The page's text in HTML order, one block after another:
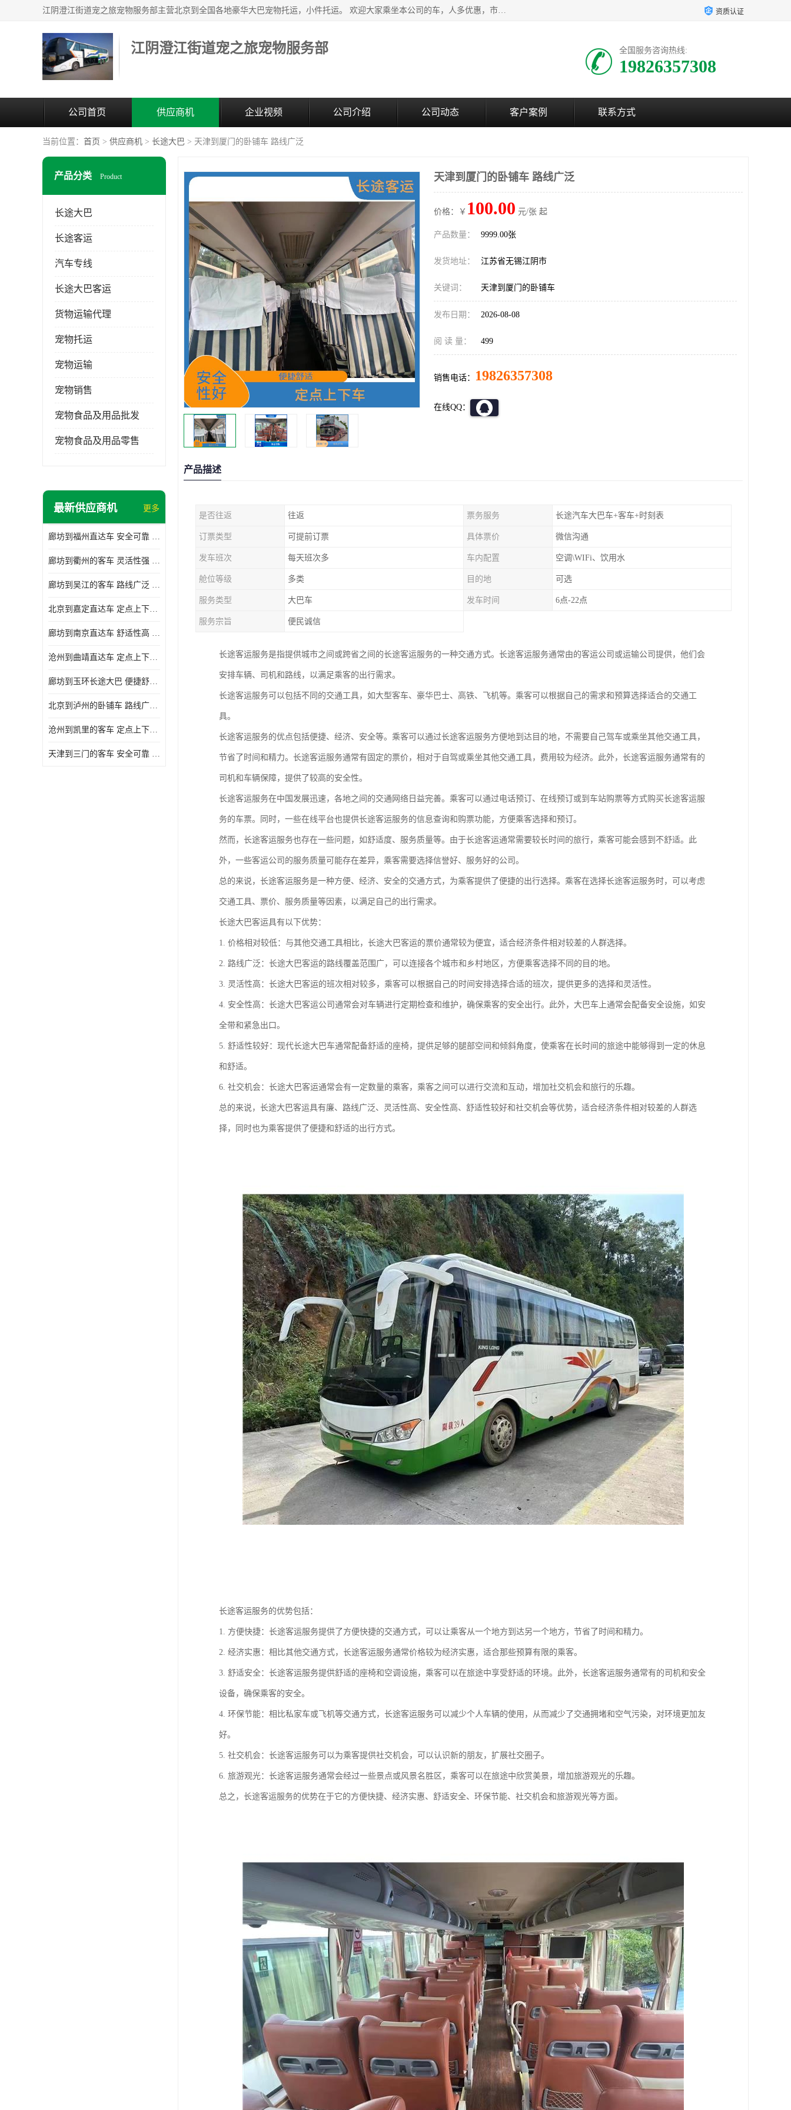
江阴澄江街道宠之旅宠物服务部主营北京到全国各地豪华大巴宠物托运，小件托运。 欢迎大家乘坐本公司的车，人多优惠，市内接送，申请货物运输。 车内冷暖空调欢迎乘坐，欢迎来电咨询 资质认证
江阴澄江街道宠之旅宠物服务部 全国服务咨询热线:
19826357308
公司首页 供应商机 企业视频 公司介绍 公司动态 客户案例 联系方式
当前位置： 首页 > 供应商机 > 长途大巴 > 天津到厦门的卧铺车 路线广泛
产品分类 Product
长途大巴
长途客运
汽车专线
长途大巴客运
货物运输代理
宠物托运
宠物运输
宠物销售
宠物食品及用品批发
宠物食品及用品零售
最新供应商机 更多
廊坊到福州直达车 安全可靠 确保有座位可用
廊坊到衢州的客车 灵活性强 提供多班次选择
廊坊到吴江的客车 路线广泛 确保乘客的安全
北京到嘉定直达车 定点上下车 确保有座位可用
廊坊到南京直达车 舒适性高 确保有座位可用
沧州到曲靖直达车 定点上下车 能够连接城市和乡村
廊坊到玉环长途大巴 便捷舒适 确保乘客的安全
北京到泸州的卧铺车 路线广泛 确保有座位可用
沧州到凯里的客车 定点上下车 满足多种出行需求
天津到三门的客车 安全可靠 提供多班次选择
天津到厦门的卧铺车 路线广泛
价格：￥ 100.00 元/张 起
产品数量： 9999.00张
发货地址： 江苏省无锡江阴市
关键词： 天津到厦门的卧铺车
发布日期： 2026-08-08
阅 读 量： 499
销售电话： 19826357308
在线QQ：
产品描述
是否往返 往返 票务服务 长途汽车大巴车+客车+时刻表
订票类型 可提前订票 具体票价 微信沟通
发车班次 每天班次多 车内配置 空调\WIFi、饮用水
舱位等级 多类 目的地 可选
服务类型 大巴车 发车时间 6点-22点
服务宗旨 便民诚信
长途客运服务是指提供城市之间或跨省之间的长途客运服务的一种交通方式。长途客运服务通常由的客运公司或运输公司提供，他们会
安排车辆、司机和路线，以满足乘客的出行需求。
长途客运服务可以包括不同的交通工具，如大型客车、豪华巴士、高铁、飞机等。乘客可以根据自己的需求和预算选择适合的交通工
具。
长途客运服务的优点包括便捷、经济、安全等。乘客可以通过长途客运服务方便地到达目的地，不需要自己驾车或乘坐其他交通工具，
节省了时间和精力。长途客运服务通常有固定的票价，相对于自驾或乘坐其他交通工具，费用较为经济。此外，长途客运服务通常有的
司机和车辆保障，提供了较高的安全性。
长途客运服务在中国发展迅速，各地之间的交通网络日益完善。乘客可以通过电话预订、在线预订或到车站购票等方式购买长途客运服
务的车票。同时，一些在线平台也提供长途客运服务的信息查询和购票功能，方便乘客选择和预订。
然而，长途客运服务也存在一些问题，如舒适度、服务质量等。由于长途客运通常需要较长时间的旅行，乘客可能会感到不舒适。此
外，一些客运公司的服务质量可能存在差异，乘客需要选择信誉好、服务好的公司。
总的来说，长途客运服务是一种方便、经济、安全的交通方式，为乘客提供了便捷的出行选择。乘客在选择长途客运服务时，可以考虑
交通工具、票价、服务质量等因素，以满足自己的出行需求。
长途大巴客运具有以下优势：
1. 价格相对较低：与其他交通工具相比，长途大巴客运的票价通常较为便宜，适合经济条件相对较差的人群选择。
2. 路线广泛：长途大巴客运的路线覆盖范围广，可以连接各个城市和乡村地区，方便乘客选择不同的目的地。
3. 灵活性高：长途大巴客运的班次相对较多，乘客可以根据自己的时间安排选择合适的班次，提供更多的选择和灵活性。
4. 安全性高：长途大巴客运公司通常会对车辆进行定期检查和维护，确保乘客的安全出行。此外，大巴车上通常会配备安全设施，如安
全带和紧急出口。
5. 舒适性较好：现代长途大巴车通常配备舒适的座椅，提供足够的腿部空间和倾斜角度，使乘客在长时间的旅途中能够得到一定的休息
和舒适。
6. 社交机会：长途大巴客运通常会有一定数量的乘客，乘客之间可以进行交流和互动，增加社交机会和旅行的乐趣。
总的来说，长途大巴客运具有廉、路线广泛、灵活性高、安全性高、舒适性较好和社交机会等优势，适合经济条件相对较差的人群选
择，同时也为乘客提供了便捷和舒适的出行方式。
长途客运服务的优势包括：
1. 方便快捷：长途客运服务提供了方便快捷的交通方式，可以让乘客从一个地方到达另一个地方，节省了时间和精力。
2. 经济实惠：相比其他交通方式，长途客运服务通常价格较为经济实惠，适合那些预算有限的乘客。
3. 舒适安全：长途客运服务提供舒适的座椅和空调设施，乘客可以在旅途中享受舒适的环境。此外，长途客运服务通常有的司机和安全
设备，确保乘客的安全。
4. 环保节能：相比私家车或飞机等交通方式，长途客运服务可以减少个人车辆的使用，从而减少了交通拥堵和空气污染，对环境更加友
好。
5. 社交机会：长途客运服务可以为乘客提供社交机会，可以认识新的朋友，扩展社交圈子。
6. 旅游观光：长途客运服务通常会经过一些景点或风景名胜区，乘客可以在旅途中欣赏美景，增加旅游观光的乐趣。
总之，长途客运服务的优势在于它的方便快捷、经济实惠、舒适安全、环保节能、社交机会和旅游观光等方面。